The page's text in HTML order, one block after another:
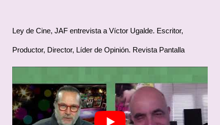
Ley de Cine, JAF entrevista a Víctor Ugalde. Escritor,
Productor, Director, Líder de Opinión. Revista Pantalla